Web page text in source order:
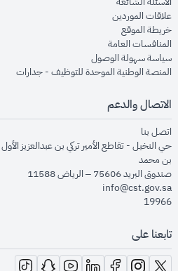
علاقات الموردينopens in new window
خريطة الموقعopens in new window
المنافسات العامةopens in new window
سياسة سهولة الوصولopens in new window
المنصة الوطنية الموحدة للتوظيف - جدارات
الاتصال والدعم
اتصل بنا
حي النخيل - تقاطع الأمير تركي بن عبدالعزيز
بن محمد
صندوق البريد 75606 – الرياض 11588
info@cst.gov.sa
19966
تابعنا على